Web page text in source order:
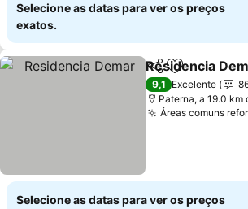
Selecione as datas para ver os preços
exatos.
PartilharAdicionar
Residencia
9,1 Excelente
Paterna, a 19.0 km
Áreas comuns
Selecione as datas para ver os preços